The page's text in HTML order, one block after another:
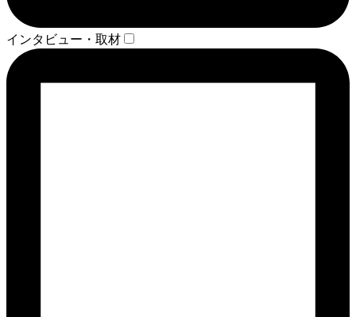
インタビュー・取材